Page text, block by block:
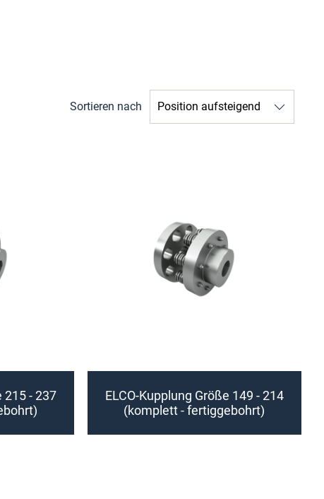
Sortieren nach
215 - 237
ELCO-Kupplung Größe 149 - 214
(komplett - fertiggebohrt)